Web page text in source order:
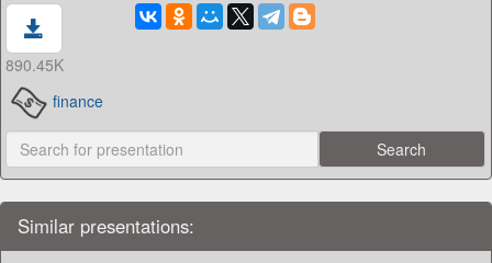
890.45K
finance
Similar presentations: